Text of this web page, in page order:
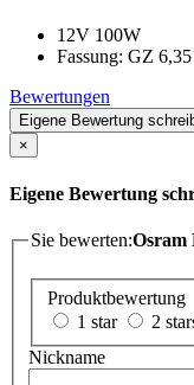
12V 100W
Fassung: GZ 6,35
Bewertungen
Eigene Bewertung
×
Eigene Bewertung
Sie bewerten:Osram
Produktbewertung
1 star
2
Nickname